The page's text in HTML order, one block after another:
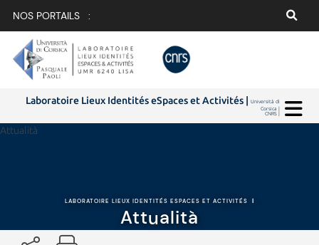
NOS PORTAILS :
Laboratoire Lieux Identités eSpaces et Activités |Università di
Corsica |
CNRS |
Attualità
LABORATOIRE LIEUX IDENTITÉS ESPACES ET ACTIVITÉS |
Attualità